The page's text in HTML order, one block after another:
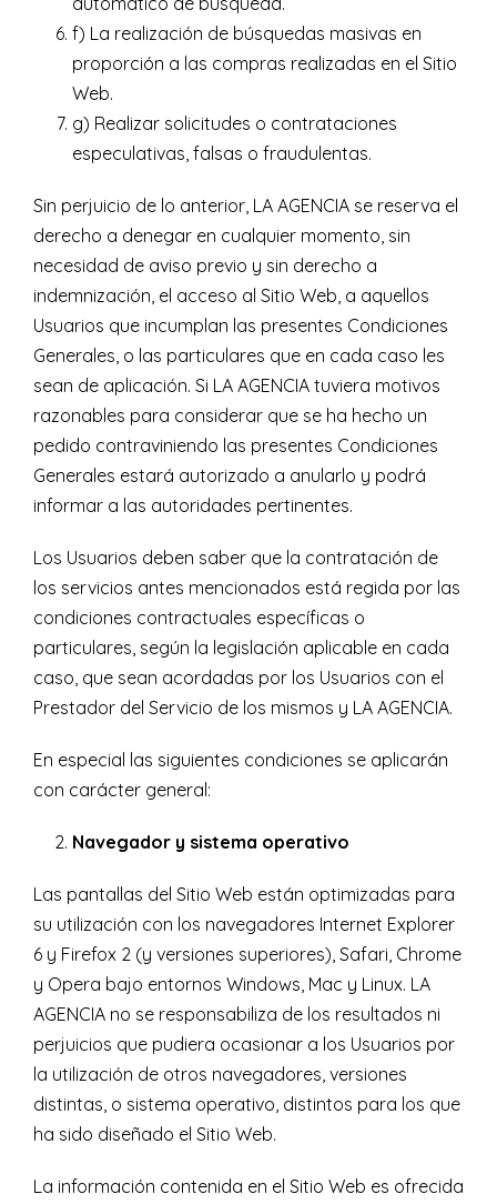
f) La realización de búsquedas masivas en
proporción a las compras realizadas en el Sitio
Web.
g) Realizar solicitudes o contrataciones
especulativas, falsas o fraudulentas.
Sin perjuicio de lo anterior, LA AGENCIA se reserva el
derecho a denegar en cualquier momento, sin
necesidad de aviso previo y sin derecho a
indemnización, el acceso al Sitio Web, a aquellos
Usuarios que incumplan las presentes Condiciones
Generales, o las particulares que en cada caso les
sean de aplicación. Si LA AGENCIA tuviera motivos
razonables para considerar que se ha hecho un
pedido contraviniendo las presentes Condiciones
Generales estará autorizado a anularlo y podrá
informar a las autoridades pertinentes.
Los Usuarios deben saber que la contratación de
los servicios antes mencionados está regida por las
condiciones contractuales específicas o
particulares, según la legislación aplicable en cada
caso, que sean acordadas por los Usuarios con el
Prestador del Servicio de los mismos y LA AGENCIA.
En especial las siguientes condiciones se aplicarán
con carácter general:
Navegador y sistema operativo
Las pantallas del Sitio Web están optimizadas para
su utilización con los navegadores Internet Explorer
6 y Firefox 2 (y versiones superiores), Safari, Chrome
y Opera bajo entornos Windows, Mac y Linux. LA
AGENCIA no se responsabiliza de los resultados ni
perjuicios que pudiera ocasionar a los Usuarios por
la utilización de otros navegadores, versiones
distintas, o sistema operativo, distintos para los que
ha sido diseñado el Sitio Web.
La información contenida en el Sitio Web es ofrecida